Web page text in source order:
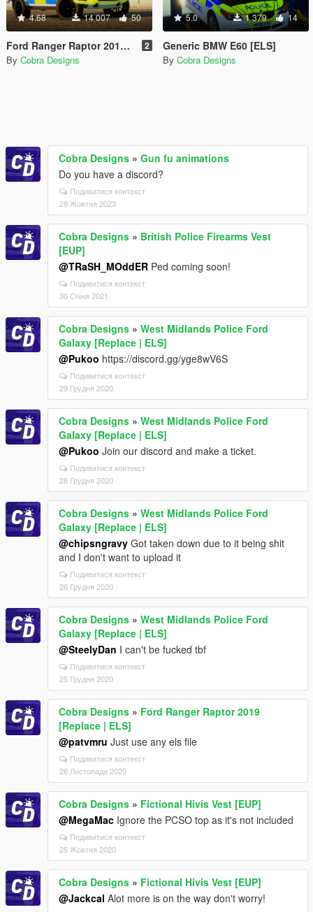
4.68 14 007 50
Ford Ranger Raptor 2019 [Replace | ELS] 2
By Cobra Designs
5.0 1 379 14
Generic BMW E60 [ELS]
By Cobra Designs
Cobra Designs » Gun fu animations
Do you have a discord?
Подивитися контекст
28 Жовтня 2023
Cobra Designs » British Police Firearms Vest
[EUP]
@TRaSH_MOddER Ped coming soon!
Подивитися контекст
30 Січня 2021
Cobra Designs » West Midlands Police Ford
Galaxy [Replace | ELS]
@Pukoo https://discord.gg/yge8wV6S
Подивитися контекст
29 Грудня 2020
Cobra Designs » West Midlands Police Ford
Galaxy [Replace | ELS]
@Pukoo Join our discord and make a ticket.
Подивитися контекст
28 Грудня 2020
Cobra Designs » West Midlands Police Ford
Galaxy [Replace | ELS]
@chipsngravy Got taken down due to it being shit
and I don't want to upload it
Подивитися контекст
26 Грудня 2020
Cobra Designs » West Midlands Police Ford
Galaxy [Replace | ELS]
@SteelyDan I can't be fucked tbf
Подивитися контекст
25 Грудня 2020
Cobra Designs » Ford Ranger Raptor 2019
[Replace | ELS]
@patvmru Just use any els file
Подивитися контекст
26 Листопада 2020
Cobra Designs » Fictional Hivis Vest [EUP]
@MegaMac Ignore the PCSO top as it's not included
Подивитися контекст
25 Жовтня 2020
Cobra Designs » Fictional Hivis Vest [EUP]
@Jackcal Alot more is on the way don't worry!